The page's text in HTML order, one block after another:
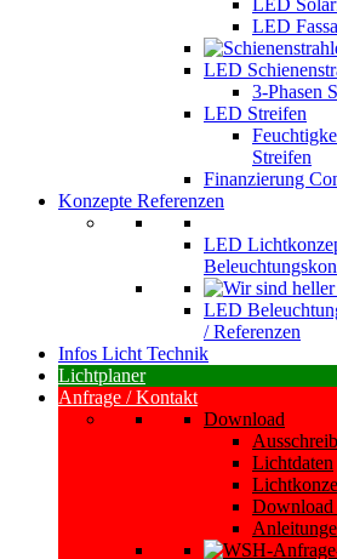
LED
LED
LED
3-Phasen
LED Streifen
Streifen
Finanzierung
Konzepte Referenzen
LED
LED
/ Referenzen
Infos Licht Technik
Lichtplaner
Anfrage / Kontakt
Download
Lichtdaten
Download